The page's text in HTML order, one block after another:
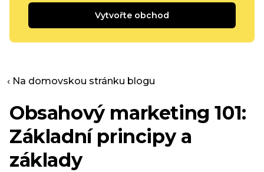
Vytvořte obchod
‹ Na domovskou stránku blogu
Obsahový marketing 101:
Základní principy a
základy